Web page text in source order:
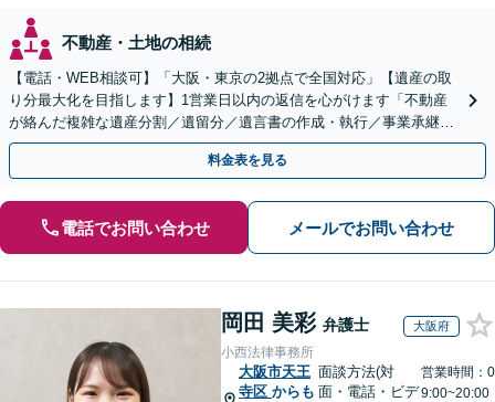
不動産・土地の相続
【電話・WEB相談可】「大阪・東京の2拠点で全国対応」【遺産の取
り分最大化を目指します】1営業日以内の返信を心がけます「不動産
が絡んだ複雑な遺産分割／遺留分／遺言書の作成・執行／事業承継な
ど、お任せください」【休日相談あり】
料金表を見る
電話でお問い合わせ メールでお問い合わせ
岡田 美彩 弁護士 大阪府
小西法律事務所
大阪市天王
寺区 からも
面談方法(対
面・電話・ビデ
営業時間：0
9:00~20:00